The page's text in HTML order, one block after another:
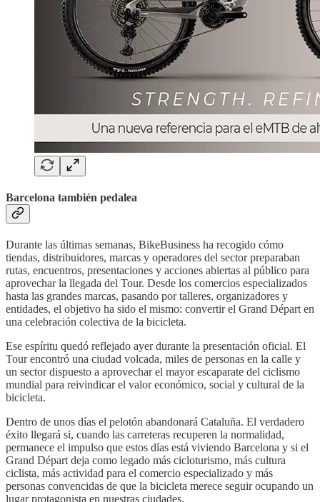
Barcelona también pedalea
Durante las últimas semanas, BikeBusiness ha recogido cómo
tiendas, distribuidores, marcas y operadores del sector preparaban
rutas, encuentros, presentaciones y acciones abiertas al público para
aprovechar la llegada del Tour. Desde los comercios especializados
hasta las grandes marcas, pasando por talleres, organizadores y
entidades, el objetivo ha sido el mismo: convertir el Grand Départ en
una celebración colectiva de la bicicleta.
Ese espíritu quedó reflejado ayer durante la presentación oficial. El
Tour encontró una ciudad volcada, miles de personas en la calle y
un sector dispuesto a aprovechar el mayor escaparate del ciclismo
mundial para reivindicar el valor económico, social y cultural de la
bicicleta.
Dentro de unos días el pelotón abandonará Cataluña. El verdadero
éxito llegará si, cuando las carreteras recuperen la normalidad,
permanece el impulso que estos días está viviendo Barcelona y si el
Grand Départ deja como legado más cicloturismo, más cultura
ciclista, más actividad para el comercio especializado y más
personas convencidas de que la bicicleta merece seguir ocupando un
lugar protagonista en nuestras ciudades.